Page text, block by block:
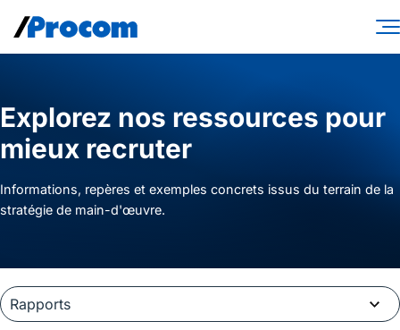
content
Solutions de main-d’œuvre
Spécialités
Secteurs
Connexion contractuel
Explorez nos ressources pour
mieux recruter
Informations, repères et exemples concrets issus du terrain de la
stratégie de main-d'œuvre.